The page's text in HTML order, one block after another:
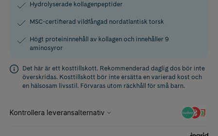
Hydrolyserade kollagenpeptider
MSC-certifierad vildfångad nordatlantisk torsk
Högt proteininnehåll av kollagen och innehåller 9
aminosyror
Det här är ett kosttillskott. Rekommenderad daglig dos bör inte
överskridas. Kosttillskott bör inte ersätta en varierad kost och
en hälsosam livsstil. Förvaras utom räckhåll för små barn.